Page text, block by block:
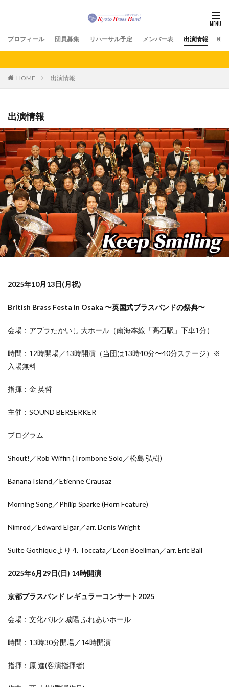
プロフィール 団員募集 リハーサル予定 メンバー表 出演情報 演
HOME 出演情報
出演情報
2025年10月13日(月祝)
British Brass Festa in Osaka 〜英国式ブラスバンドの祭典〜
会場：アプラたかいし 大ホール（南海本線「高石駅」下車1分）
時間：12時開場／13時開演（当団は13時40分〜40分ステージ）※
入場無料
指揮：金 英哲
主催：SOUND BERSERKER
プログラム
Shout!／Rob Wiffin (Trombone Solo／松島 弘樹)
Banana Island／Etienne Crausaz
Morning Song／Philip Sparke (Horn Feature)
Nimrod／Edward Elgar／arr. Denis Wright
Suite Gothiqueより 4. Toccata／Léon Boëllman／arr. Eric Ball
2025年6月29日(日) 14時開演
京都ブラスバンド レギュラーコンサート2025
会場：文化パルク城陽 ふれあいホール
時間：13時30分開場／14時開演
指揮：原 進(客演指揮者)